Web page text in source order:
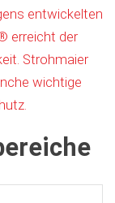
entwickelten
erreicht der
Strohmaier
wichtige